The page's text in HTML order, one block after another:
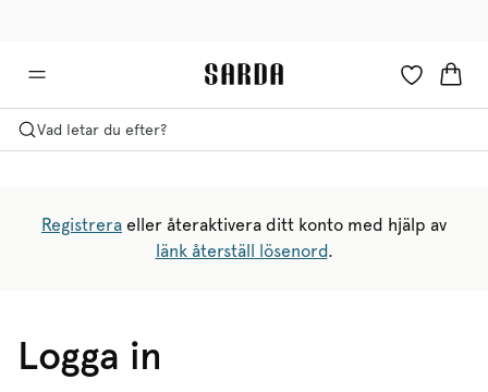
Vad letar du efter?
Registrera eller återaktivera ditt konto med hjälp av
länk återställ lösenord.
Logga in